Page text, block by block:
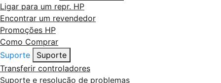
Ligar para um repr. HP
Encontrar um revendedor
Promoções HP
Como Comprar
Suporte
Suporte
Transferir controladores
Suporte e resolução de problemas